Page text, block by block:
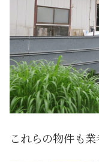
これらの物件も